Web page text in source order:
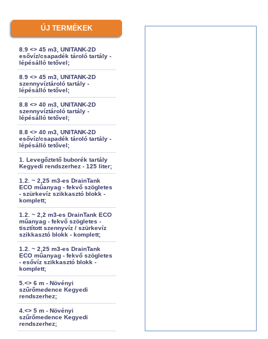
ÚJ TERMÉKEK
8.9 <> 45 m3, UNITANK-2D
esővíz/csapadék tároló tartály -
lépésálló tetővel;
8.9 <> 45 m3, UNITANK-2D
szennyvíztároló tartály -
lépésálló tetővel;
8.8 <> 40 m3, UNITANK-2D
szennyvíztároló tartály -
lépésálló tetővel;
8.8 <> 40 m3, UNITANK-2D
esővíz/csapadék tároló tartály -
lépésálló tetővel;
1. Levegőztető buborék tartály
Kegyedi rendszerhez - 125 liter;
1.2. ~ 2,25 m3-es DrainTank
ECO műanyag - fekvő szögletes
- szürkevíz szikkasztó blokk -
komplett;
1.2. ~ 2,2 m3-es DrainTank ECO
műanyag - fekvő szögletes -
tisztított szennyvíz / szürkevíz
szikkasztó blokk - komplett;
1.2. ~ 2,25 m3-es DrainTank
ECO műanyag - fekvő szögletes
- esővíz szikkasztó blokk -
komplett;
5.<> 6 m - Növényi
szűrőmedence Kegyedi
rendszerhez;
4.<> 5 m - Növényi
szűrőmedence Kegyedi
rendszerhez;